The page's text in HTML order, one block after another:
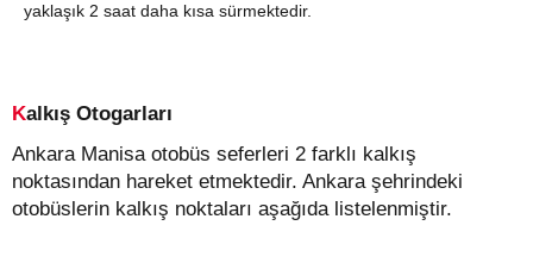
yaklaşık 2 saat daha kısa sürmektedir.
Kalkış Otogarları
Ankara Manisa otobüs seferleri 2 farklı kalkış
noktasından hareket etmektedir. Ankara şehrindeki
otobüslerin kalkış noktaları aşağıda listelenmiştir.